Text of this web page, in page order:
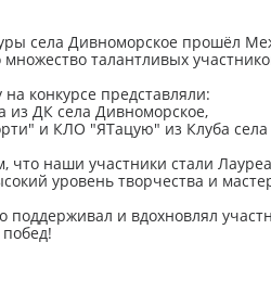
села Дивноморское прошёл
талантливых
конкурсе представляли:
из ДК села Дивноморское,
и КЛО "ЯТацую" из Клуба села
что наши участники стали
уровень творчества и
поддерживал и вдохновлял